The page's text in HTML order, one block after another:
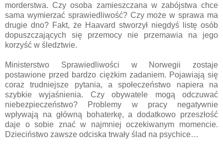
morderstwa. Czy osoba zamieszczana w zabójstwa chce
sama wymierzać sprawiedliwość? Czy może w sprawa ma
drugie dno? Fakt, że Haavard stworzył niegdyś listę osób
dopuszczających się przemocy nie przemawia na jego
korzyść w śledztwie.
Ministerstwo Sprawiedliwości w Norwegii zostaje
postawione przed bardzo ciężkim zadaniem. Pojawiają się
coraz trudniejsze pytania, a społeczeństwo napiera na
szybkie wyjaśnienia. Czy obywatele mogą odczuwać
niebezpieczeństwo? Problemy w pracy negatywnie
wpływają na główną bohaterkę, a dodatkowo przeszłość
daje o sobie znać w najmniej oczekiwanym momencie.
Dzieciństwo zawsze odciska trwały ślad na psychice…